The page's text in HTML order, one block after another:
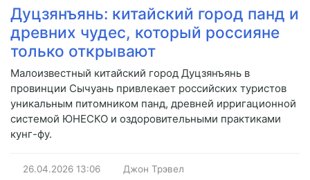
Дуцзянъянь: китайский город панд и
древних чудес, который россияне
только открывают
Малоизвестный китайский город Дуцзянъянь в
провинции Сычуань привлекает российских туристов
уникальным питомником панд, древней ирригационной
системой ЮНЕСКО и оздоровительными практиками
кунг-фу.
26.04.2026 13:06 Джон Трэвел